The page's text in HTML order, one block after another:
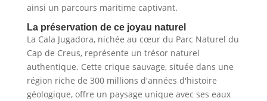
ainsi un parcours maritime captivant.
La préservation de ce joyau naturel
La Cala Jugadora, nichée au cœur du Parc Naturel du
Cap de Creus, représente un trésor naturel
authentique. Cette crique sauvage, située dans une
région riche de 300 millions d'années d'histoire
géologique, offre un paysage unique avec ses eaux